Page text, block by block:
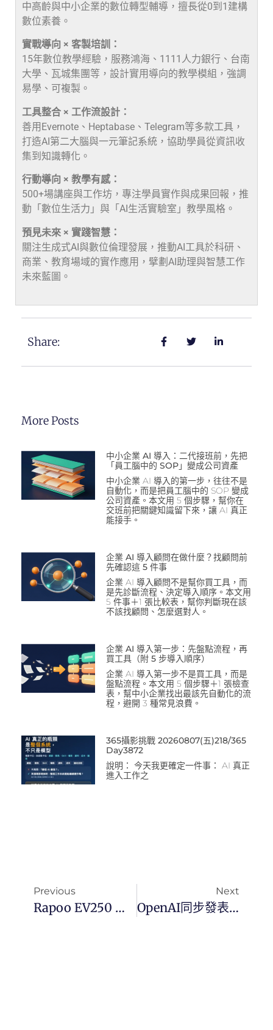
中高齡與中小企業的數位轉型輔導，擅長從0到1建構
數位素養。
實戰導向 × 客製培訓：
15年數位教學經驗，服務鴻海、1111人力銀行、台南
大學、瓦城集團等，設計實用導向的教學模組，強調
易學、可複製。
工具整合 × 工作流設計：
善用Evernote、Heptabase、Telegram等多款工具，
打造AI第二大腦與一元筆記系統，協助學員從資訊收
集到知識轉化。
行動導向 × 教學有感：
500+場講座與工作坊，專注學員實作與成果回報，推
動「數位生活力」與「AI生活實驗室」教學風格。
預見未來 × 實踐智慧：
關注生成式AI與數位倫理發展，推動AI工具於科研、
商業、教育場域的實作應用，擘劃AI助理與智慧工作
未來藍圖。
Share:
More Posts
中小企業 AI 導入：二代接班前，先把
「員工腦中的 SOP」變成公司資產
中小企業 AI 導入的第一步，往往不是
自動化，而是把員工腦中的 SOP 變成
公司資產。本文用 5 個步驟，幫你在
交班前把關鍵知識留下來，讓 AI 真正
能接手。
企業 AI 導入顧問在做什麼？找顧問前
先確認這 5 件事
企業 AI 導入顧問不是幫你買工具，而
是先診斷流程、決定導入順序。本文用
5 件事＋1 張比較表，幫你判斷現在該
不該找顧問、怎麼選對人。
企業 AI 導入第一步：先盤點流程，再
買工具（附 5 步導入順序）
企業 AI 導入第一步不是買工具，而是
盤點流程。本文用 5 個步驟＋1 張檢查
表，幫中小企業找出最該先自動化的流
程，避開 3 種常見浪費。
365攝影挑戰 20260807(五)218/365
Day3872
說明： 今天我更確定一件事： AI 真正
進入工作之
Previous
Rapoo EV250 人體工學無線靜音垂直滑鼠
Next
OpenAI同步發表 O3 與 O4‑mini，全面升級多模態推理與工具整合，重新定義企業 AI 生產力標準